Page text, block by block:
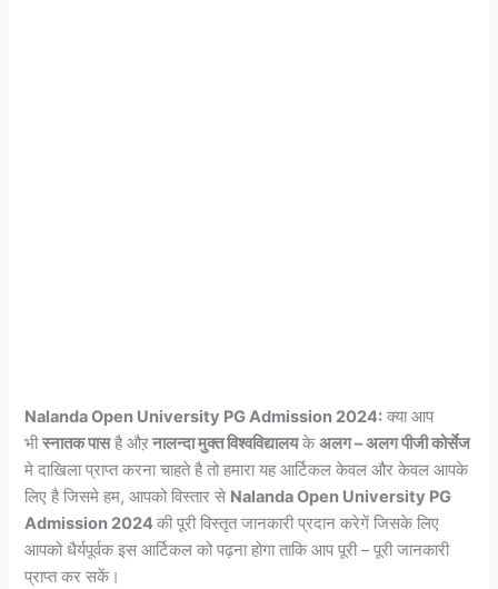
Nalanda Open University PG Admission 2024: क्या आप
भीस्नातक पासहै औऱनालन्दा मुक्त विश्वविद्यालयकेअलग – अलग पीजी कोर्सेज
मे दाखिला प्राप्त करना चाहते है तो हमारा यह आर्टिकल केवल और केवल आपके
लिए है जिसमे हम, आपको विस्तार से Nalanda Open University PG
Admission 2024की पूरी विस्तृत जानकारी प्रदान करेगें जिसके लिए
आपको धैर्यपूर्वक इस आर्टिकल को पढ़ना होगा ताकि आप पूरी – पूरी जानकारी
प्राप्त कर सकें।